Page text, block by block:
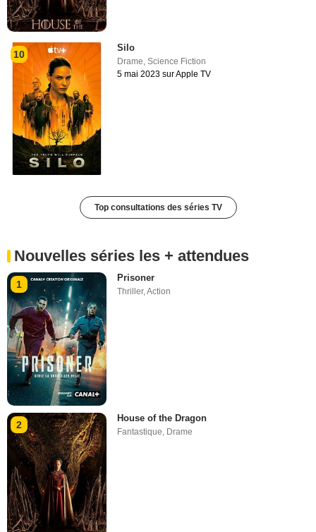
10
Silo
Drame,Science Fiction
5 mai 2023 sur Apple TV
Top consultations des séries TV
Nouvelles séries les + attendues
1
Prisoner
Thriller,Action
2
House of the Dragon
Fantastique Drame